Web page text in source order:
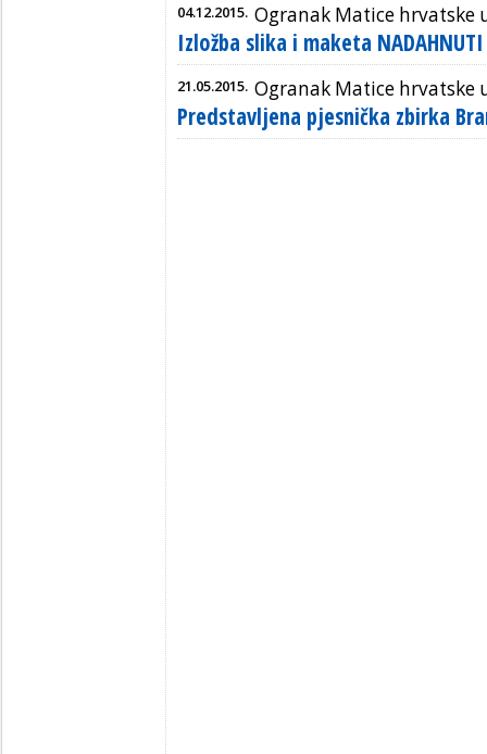
04.12.2015. Ogranak Matice hrvatske
Izložba slika i maketa NADAHNUTI
21.05.2015. Ogranak Matice hrvatske
Predstavljena pjesnička zbirka